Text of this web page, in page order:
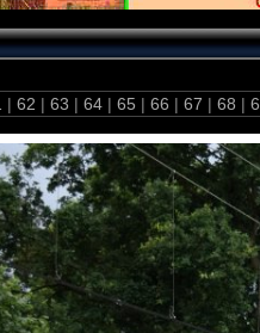
| 62 | 63 | 64 | 65 | 66 | 67 | 68 |